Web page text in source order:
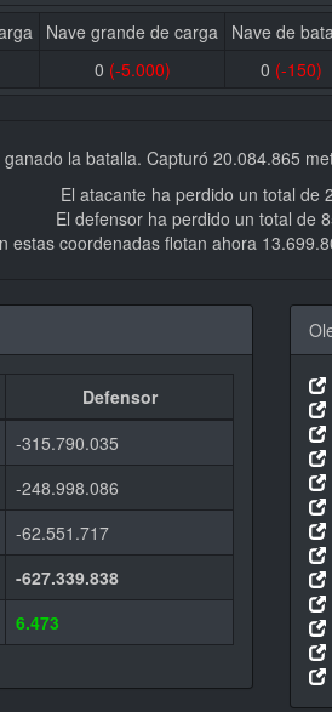
Nave grande de carga Nave de
0 (-5.000) 0 (-150)
la batalla. Capturó 20.084.865
El atacante ha perdido un total de
El defensor ha perdido un total de
estas coordenadas flotan ahora
Defensor
-315.790.035
-248.998.086
-62.551.717
-627.339.838
6.473